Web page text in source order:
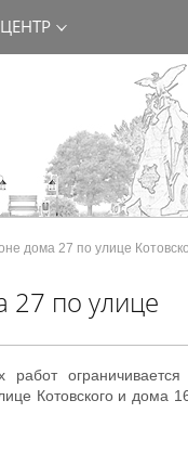
дома 27 по улице
27 по улице
ограничивается
Котовского и дома